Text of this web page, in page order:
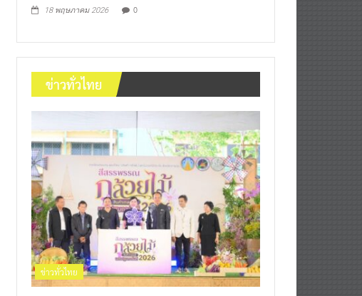
18 พฤษภาคม 2026 0
ข่าวทั่วไทย
ข่าวทั่วไทย